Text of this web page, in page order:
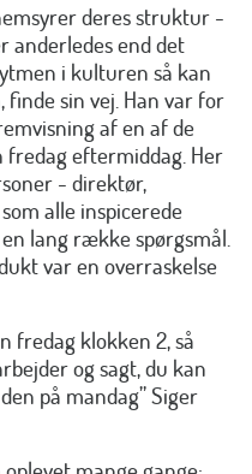
deres struktur -
anderledes end det
i kulturen så kan
finde sin vej. Han var for
af en af de
fredag eftermiddag. Her
- direktør,
alle inspicerede
lang række spørgsmål.
var en overraskelse
fredag klokken 2, så
og sagt, du kan
på mandag” Siger